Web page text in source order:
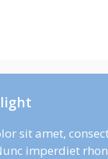
sit amet,
imperdiet